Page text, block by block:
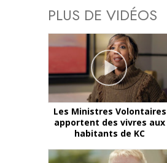
PLUS DE VIDÉOS
Les Ministres Volontaires
apportent des vivres aux
habitants de KC